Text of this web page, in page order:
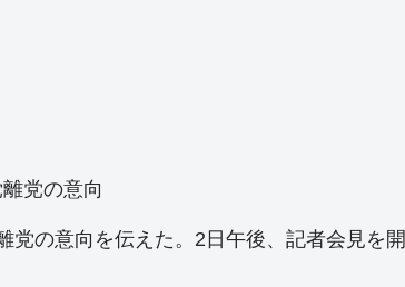
党の意向
党の意向を伝えた。2日午後、記者会見を開